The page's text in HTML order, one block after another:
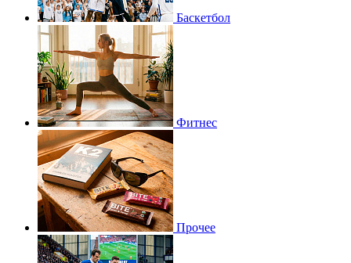
Баскетбол
Фитнес
Прочее